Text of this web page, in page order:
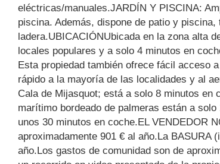
eléctricas/manuales.JARDÍN Y PISCINA:
piscina. Además, dispone de patio y
ladera.UBICACIÓNUbicada en la zona alta
locales populares y a solo 4 minutos en
Esta propiedad también ofrece fácil acceso
rápido a la mayoría de las localidades y al
Cala de Mijasquot; está a solo 8 minutos
marítimo bordeado de palmeras están a
unos 30 minutos en coche.EL VENDEDOR
aproximadamente 901 € al año.La BASURA
año.Los gastos de comunidad son de